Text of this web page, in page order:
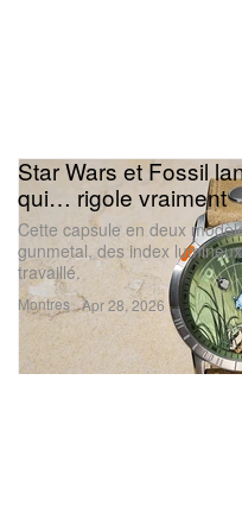
Zay ne nous a pas fait
tracklist.
Montres
Star Wars et Fossil
qui… rigole vraiment
Cette capsule en deux
gunmetal, des index
travaillé.
Apr 28, 2026